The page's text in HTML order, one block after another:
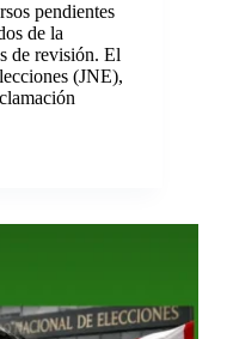
pendientes
de la
de revisión. El
(JNE),